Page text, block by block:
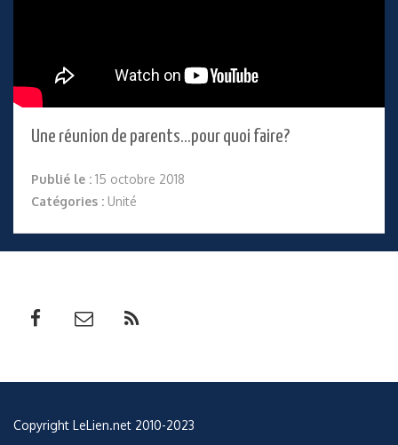
Une réunion de parents…pour quoi faire?
Publié le : 15 octobre 2018
Catégories : Unité
Copyright LeLien.net 2010-2023